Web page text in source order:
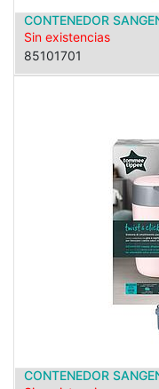
CONTENEDOR
Sin existencias
85101701
CONTENEDOR